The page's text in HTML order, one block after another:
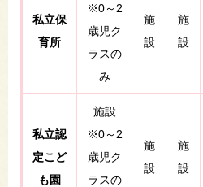
私立保
育所
※0～2
歳児ク
ラスの
み
施
設
施
設
私立認
定こど
も園
施設
※0～2
歳児ク
ラスの
施
設
施
設